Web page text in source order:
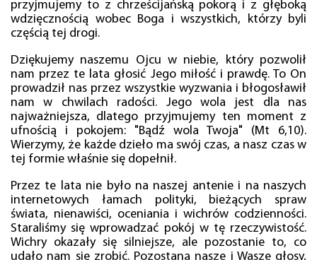
przyjmujemy to z chrześcijańską pokorą i z głęboką
wdzięcznością wobec Boga i wszystkich, którzy byli
częścią tej drogi.
Dziękujemy naszemu Ojcu w niebie, który pozwolił
nam przez te lata głosić Jego miłość i prawdę. To On
prowadził nas przez wszystkie wyzwania i błogosławił
nam w chwilach radości. Jego wola jest dla nas
najważniejsza, dlatego przyjmujemy ten moment z
ufnością i pokojem: "Bądź wola Twoja" (Mt 6,10).
Wierzymy, że każde dzieło ma swój czas, a nasz czas w
tej formie właśnie się dopełnił.
Przez te lata nie było na naszej antenie i na naszych
internetowych łamach polityki, bieżących spraw
świata, nienawiści, oceniania i wichrów codzienności.
Staraliśmy się wprowadzać pokój w tę rzeczywistość.
Wichry okazały się silniejsze, ale pozostanie to, co
udało nam się zrobić. Pozostaną nasze i Wasze głosy,